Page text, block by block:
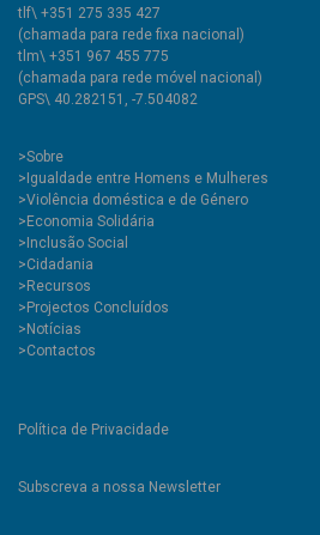
tlf\ +351 275 335 427
(chamada para rede fixa nacional)
tlm\ +351 967 455 775
(chamada para rede móvel nacional)
GPS\ 40.282151, -7.504082
>Sobre
>Igualdade entre Homens e Mulheres
>Violência doméstica e de Género
>Economia Solidária
>Inclusão Social
>Cidadania
>Recursos
>Projectos Concluídos
>Notícias
>Contactos
Política de Privacidade
Subscreva a nossa Newsletter